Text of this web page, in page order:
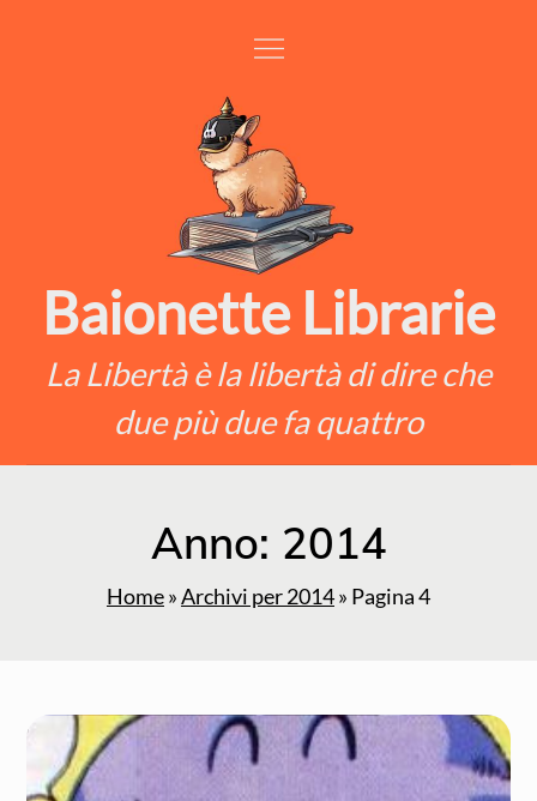
Baionette Librarie
La Libertà è la libertà di dire che
due più due fa quattro
Anno: 2014
Home»Archivi per 2014» Pagina 4